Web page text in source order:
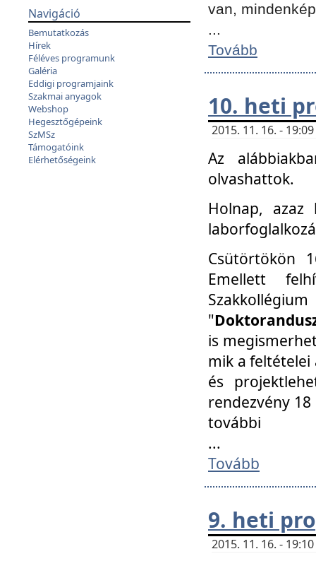
Navigáció
Bemutatkozás
Hírek
Féléves programunk
Galéria
Eddigi programjaink
Szakmai anyagok
Webshop
Hegesztőgépeink
SzMSz
Támogatóink
Elérhetőségeink
van,
...
Tovább
10. heti
2015. 11. 16. -
Az
olvashattok.
Holnap, azaz
Csütörtökön
Emellett
"
is
mik a feltételei
és
rendezvény
további
...
Tovább
9. heti
2015. 11. 16. -